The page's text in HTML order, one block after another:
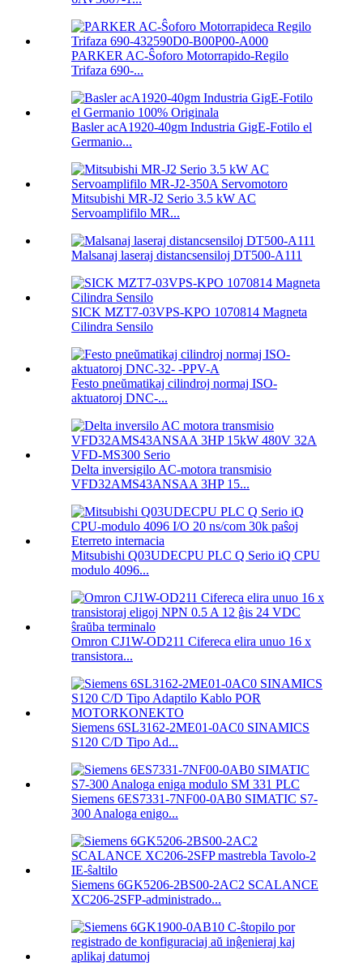
PARKER AC-Ŝoforo Motorrapido-Regilo
Trifaza 690-...
Basler acA1920-40gm Industria GigE-Fotilo el
Germanio...
Mitsubishi MR-J2 Serio 3.5 kW AC
Servoamplifilo MR...
Malsanaj laseraj distancsensiloj DT500-A111
SICK MZT7-03VPS-KPO 1070814 Magneta
Cilindra Sensilo
Festo pneŭmatikaj cilindroj normaj ISO-
aktuatoroj DNC-...
Delta inversigilo AC-motora transmisio
VFD32AMS43ANSAA 3HP 15...
Mitsubishi Q03UDECPU PLC Q Serio iQ CPU
modulo 4096...
Omron CJ1W-OD211 Cifereca elira unuo 16 x
transistora...
Siemens 6SL3162-2ME01-0AC0 SINAMICS
S120 C/D Tipo Ad...
Siemens 6ES7331-7NF00-0AB0 SIMATIC S7-
300 Analoga enigo...
Siemens 6GK5206-2BS00-2AC2 SCALANCE
XC206-2SFP-administrado...